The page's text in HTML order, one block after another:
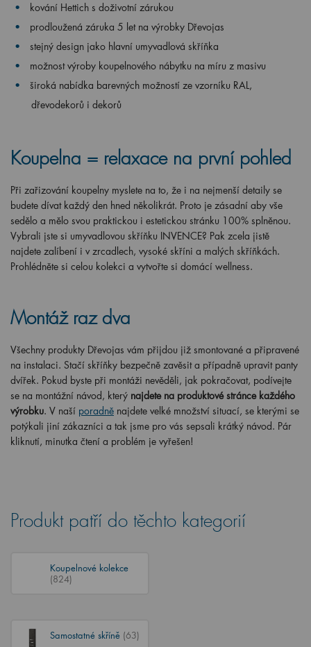
kování Hettich s doživotní zárukou
prodloužená záruka 5 let na výrobky Dřevojas
stejný design jako hlavní umyvadlová skříňka
možnost výroby koupelnového nábytku na míru z masivu
široká nabídka barevných možností ze vzorníku RAL,
dřevodekorů i dekorů
Koupelna = relaxace na první pohled
Při zařizování koupelny myslete na to, že i na nejmenší detaily se
budete dívat každý den hned několikrát. Proto je zásadní aby vše
sedělo a mělo svou praktickou i estetickou stránku 100% splněnou.
Vybrali jste si umyvadlovou skříňku INVENCE? Pak zcela jistě
najdete zalíbení i v zrcadlech, vysoké skříni a malých skříňkách.
Prohlédněte si celou kolekci a vytvořte si domácí wellness.
Montáž raz dva
Všechny produkty Dřevojas vám přijdou již smontované a připravené
na instalaci. Stačí skříňky bezpečně zavěsit a případně upravit panty
dvířek. Pokud byste při montáži nevěděli, jak pokračovat, podívejte
se na montážní návod, který najdete na produktové stránce každého
výrobku. V naší poradně najdete velké množství situací, se kterými se
potýkali jiní zákazníci a tak jsme pro vás sepsali krátký návod. Pár
kliknutí, minutka čtení a problém je vyřešen!
Produkt patří do těchto kategorií
Koupelnové kolekce
(824)
Samostatné skříně (63)